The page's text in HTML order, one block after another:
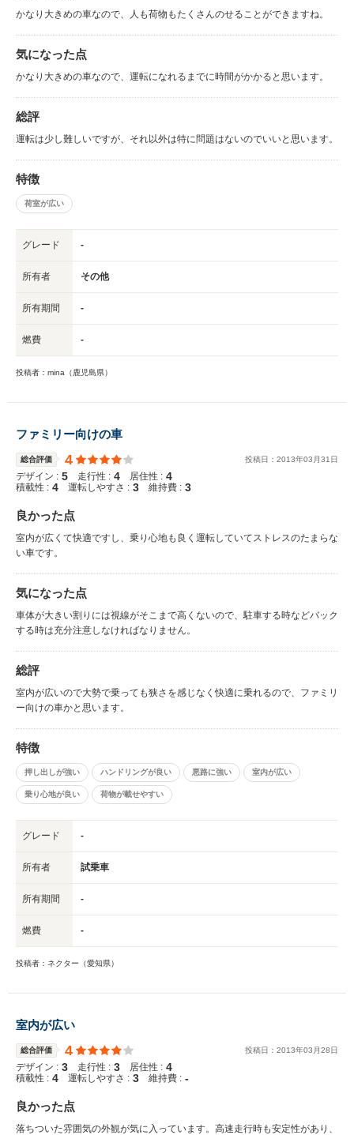
かなり大きめの車なので、人も荷物もたくさんのせることができますね。
気になった点
かなり大きめの車なので、運転になれるまでに時間がかかると思います。
総評
運転は少し難しいですが、それ以外は特に問題はないのでいいと思います。
特徴
荷室が広い
グレード -
所有者 その他
所有期間 -
燃費 -
投稿者：mina（鹿児島県）
ファミリー向けの車
総合評価 4 投稿日： 2013年03 月31 日
デザイン : 5 走行性 : 4 居住性 : 4
積載性 : 4 運転しやすさ : 3 維持費 : 3
良かった点
室内が広くて快適ですし、乗り心地も良く運転していてストレスのたまらな
い車です。
気になった点
車体が大きい割りには視線がそこまで高くないので、駐車する時などバック
する時は充分注意しなければなりません。
総評
室内が広いので大勢で乗っても狭さを感じなく快適に乗れるので、ファミリ
ー向けの車かと思います。
特徴
押し出しが強い ハンドリングが良い 悪路に強い 室内が広い
乗り心地が良い 荷物が載せやすい
グレード -
所有者 試乗車
所有期間 -
燃費 -
投稿者：ネクター（愛知県）
室内が広い
総合評価 4 投稿日： 2013年03 月28日
デザイン : 3 走行性 : 3 居住性 : 4
積載性 : 4 運転しやすさ : 3 維持費 : -
良かった点
落ちついた雰囲気の外観が気に入っています。高速走行時も安定性があり、